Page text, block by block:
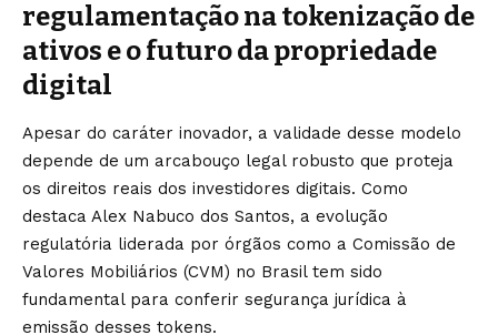
regulamentação na tokenização de
ativos e o futuro da propriedade
digital
Apesar do caráter inovador, a validade desse modelo
depende de um arcabouço legal robusto que proteja
os direitos reais dos investidores digitais. Como
destaca Alex Nabuco dos Santos, a evolução
regulatória liderada por órgãos como a Comissão de
Valores Mobiliários (CVM) no Brasil tem sido
fundamental para conferir segurança jurídica à
emissão desses tokens.